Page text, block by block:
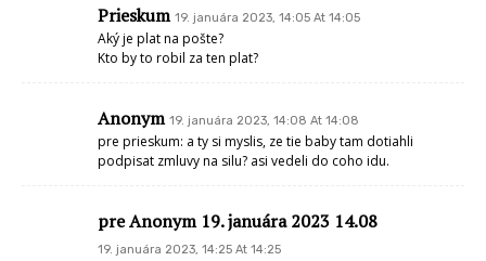
Prieskum 19. januára 2023, 14:05 At 14:05
Aký je plat na pošte?
Kto by to robil za ten plat?
Anonym 19. januára 2023, 14:08 At 14:08
pre prieskum: a ty si myslis, ze tie baby tam dotiahli
podpisat zmluvy na silu? asi vedeli do coho idu.
pre Anonym 19. januára 2023 14.08
19. januára 2023, 14:25 At 14:25